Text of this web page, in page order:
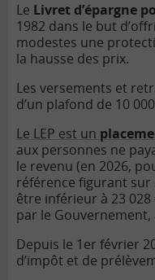
Le Livret d’épargne
1982 dans le but
modestes une
la hausse des prix.
Les versements et
d’un plafond de 10
Le LEP est un
aux personnes ne
le revenu (en 2026,
référence figurant sur
être inférieur à 23
par le Gouvernement,
Depuis le 1er février
d’impôt et de